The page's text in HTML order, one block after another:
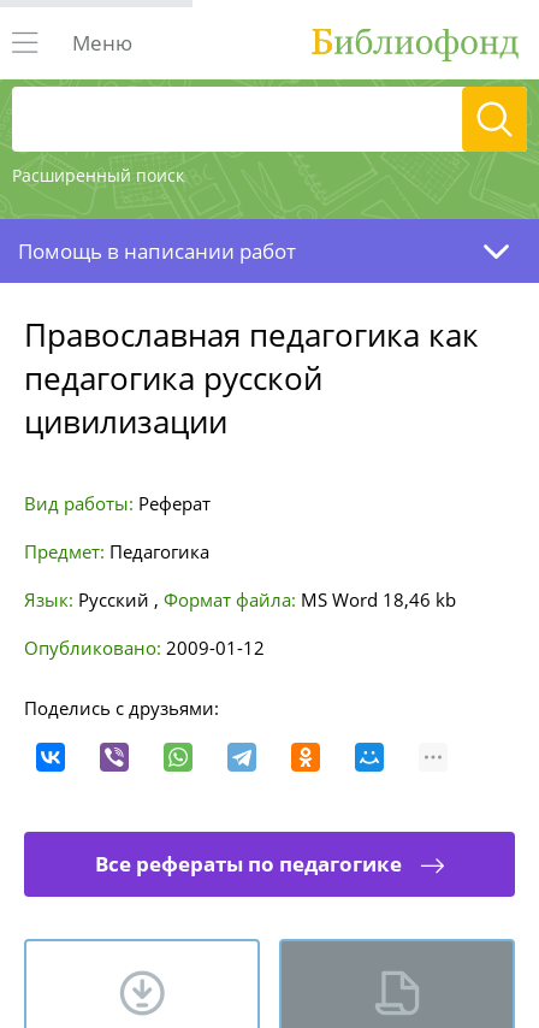
Расширенный поиск
Меню
Помощь в написании работ
Православная педагогика как
педагогика русской
цивилизации
Вид работы: Реферат
Предмет: Педагогика
Язык: Русский , Формат файла: MS Word 18,46 kb
Опубликовано: 2009-01-12
Поделись с друзьями:
Все рефераты по педагогике